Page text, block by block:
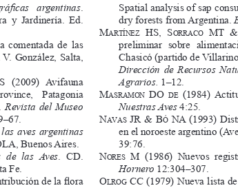
argentinas.
y  Jardinería.  Ed.
comentada  de  las
González, Salta,
   (2009)  Avifauna
Patagonia
Revista del Museo
aves argentinas
Buenos Aires.
de  las  Aves
.  CD.
Fe.
de la flora
Spatial analysis of sap
dry forests from Argentina.
MA r t í n e z
  Hs,
s o r r A C o
  Mt
preliminar  sobre
Chasicó (partido de
Dirección de Recursos
Agrarios. 1–12.
MA s r A M o n
  Do
D e
(1984)
Nuestras Aves 4:25.
n A v A s
  jr  &  B
ó
NA  (1993)
en el noroeste argentino
39:76.
n o r e s M
(1986)  Nuevos
Hornero 12:304–307.
o l r o g CC (1979) Nueva lista de